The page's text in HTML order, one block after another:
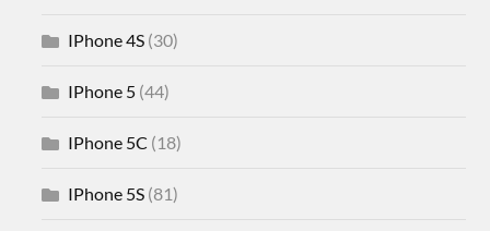
IPhone 4S (30)
IPhone 5 (44)
IPhone 5C (18)
IPhone 5S (81)